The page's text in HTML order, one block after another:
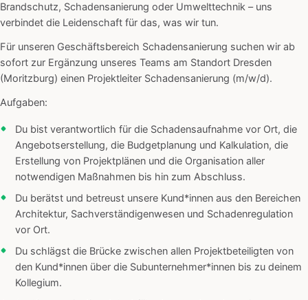
Brandschutz, Schadensanierung oder Umwelttechnik – uns
verbindet die Leidenschaft für das, was wir tun.
Für unseren Geschäftsbereich Schadensanierung suchen wir ab
sofort zur Ergänzung unseres Teams am Standort Dresden
(Moritzburg) einen Projektleiter Schadensanierung (m/w/d).
Aufgaben:
Du bist verantwortlich für die Schadensaufnahme vor Ort, die
Angebotserstellung, die Budgetplanung und Kalkulation, die
Erstellung von Projektplänen und die Organisation aller
notwendigen Maßnahmen bis hin zum Abschluss.
Du berätst und betreust unsere Kund*innen aus den Bereichen
Architektur, Sachverständigenwesen und Schadenregulation
vor Ort.
Du schlägst die Brücke zwischen allen Projektbeteiligten von
den Kund*innen über die Subunternehmer*innen bis zu deinem
Kollegium.